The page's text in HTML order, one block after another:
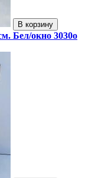
В корзину
Бел/окно 3030о